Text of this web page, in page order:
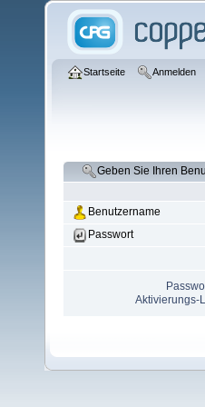
Startseite Anmelden
Geben Sie Ihren
Benutzername
Passwort
Aktivierungs-